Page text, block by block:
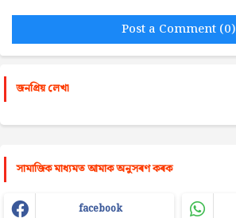
Post a Comment (0)
জনপ্রিয় লেখা
সামাজিক মাধ্যমত আমাক অনুসৰণ কৰক
facebook